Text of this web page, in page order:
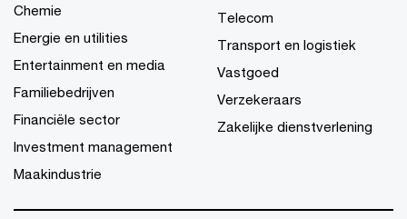
Chemie
Energie en utilities
Entertainment en media
Familiebedrijven
Financiële sector
Investment management
Maakindustrie
Telecom
Transport en logistiek
Vastgoed
Verzekeraars
Zakelijke dienstverlening